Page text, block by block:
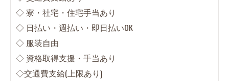
◇ 寮・社宅・住宅手当あり
◇ 日払い・週払い・即日払いOK
◇ 服装自由
◇ 資格取得支援・手当あり
◇交通費支給(上限あり)